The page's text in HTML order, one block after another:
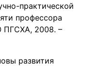
практической
профессора
ПГСХА, 2008. –
развития